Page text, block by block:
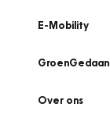
E-Mobility
GroenGedaan
Over ons